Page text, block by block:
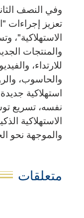
وفي النصف
تعزيز إجراءات
الاستهلاكية"،
والمنتجات
للارتداء،
والحاسوب،
استهلاكية
نفسه، تسريع
الاستهلاكية
والموجهة نحو
متعلقات